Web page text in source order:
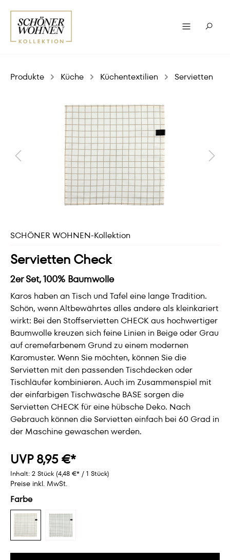
Produkte Küche Küchentextilien Servietten
SCHÖNER WOHNEN-Kollektion
Servietten Check
2er Set, 100% Baumwolle
Karos haben an Tisch und Tafel eine lange Tradition.
Schön, wenn Altbewährtes alles andere als kleinkariert
wirkt: Bei den Stoffservietten CHECK aus hochwertiger
Baumwolle kreuzen sich feine Linien in Beige oder Grau
auf cremefarbenem Grund zu einem modernen
Karomuster. Wenn Sie möchten, können Sie die
Servietten mit den passenden Tischdecken oder
Tischläufer kombinieren. Auch im Zusammenspiel mit
der einfarbigen Tischwäsche BASE sorgen die
Servietten CHECK für eine hübsche Deko. Nach
Gebrauch können die Servietten einfach bei 60 Grad in
der Maschine gewaschen werden.
UVP 8,95 €*
Inhalt: 2 Stück (4,48 €* / 1 Stück)
Preise inkl. MwSt.
Farbe